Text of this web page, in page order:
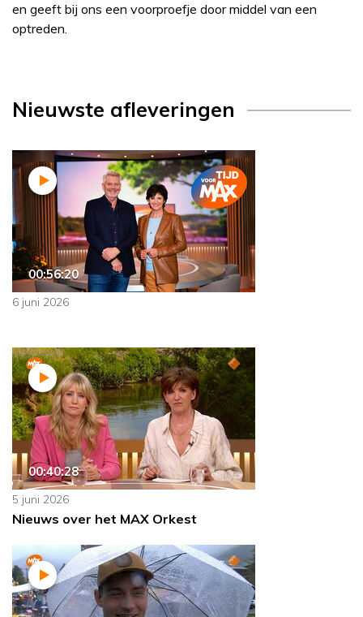
en geeft bij ons een voorproefje door middel van een
optreden.
Nieuwste afleveringen
00:56:20
6 juni 2026
00:40:28
5 juni 2026
Nieuws over het MAX Orkest